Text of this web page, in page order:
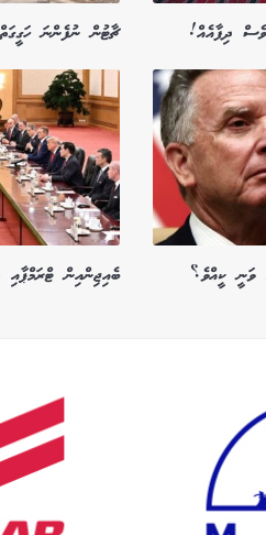
ދިފާއެއް! ޗާޓުން ނުފެންނަ
ވަނީ ކީއްވެ؟ ބެއިޖިންއިން